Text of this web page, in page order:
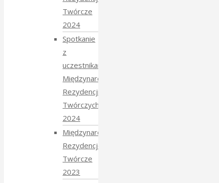
Twórcze
2024
Spotkanie
z
uczestnikami
Międzynarodowych
Rezydencji
Twórczych
2024
Międzynarodowe
Rezydencje
Twórcze
2023